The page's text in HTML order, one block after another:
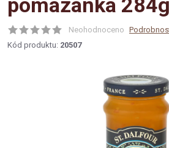
pomazánka 284g
Neohodnoceno
Kód produktu: 20507